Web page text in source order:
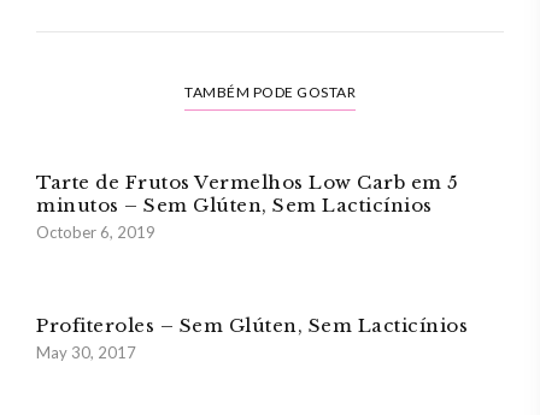
TAMBÉM PODE GOSTAR
Tarte de Frutos Vermelhos Low Carb em 5
minutos – Sem Glúten, Sem Lacticínios
October 6, 2019
Profiteroles – Sem Glúten, Sem Lacticínios
May 30, 2017